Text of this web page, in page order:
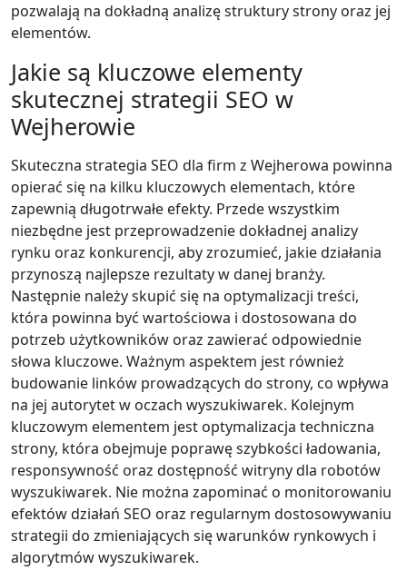
pozwalają na dokładną analizę struktury strony oraz jej
elementów.
Jakie są kluczowe elementy
skutecznej strategii SEO w
Wejherowie
Skuteczna strategia SEO dla firm z Wejherowa powinna
opierać się na kilku kluczowych elementach, które
zapewnią długotrwałe efekty. Przede wszystkim
niezbędne jest przeprowadzenie dokładnej analizy
rynku oraz konkurencji, aby zrozumieć, jakie działania
przynoszą najlepsze rezultaty w danej branży.
Następnie należy skupić się na optymalizacji treści,
która powinna być wartościowa i dostosowana do
potrzeb użytkowników oraz zawierać odpowiednie
słowa kluczowe. Ważnym aspektem jest również
budowanie linków prowadzących do strony, co wpływa
na jej autorytet w oczach wyszukiwarek. Kolejnym
kluczowym elementem jest optymalizacja techniczna
strony, która obejmuje poprawę szybkości ładowania,
responsywność oraz dostępność witryny dla robotów
wyszukiwarek. Nie można zapominać o monitorowaniu
efektów działań SEO oraz regularnym dostosowywaniu
strategii do zmieniających się warunków rynkowych i
algorytmów wyszukiwarek.